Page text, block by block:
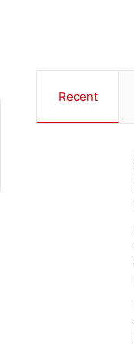
Recent